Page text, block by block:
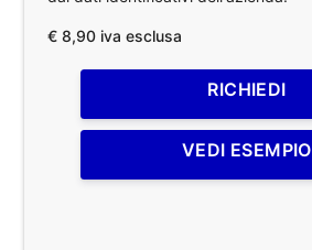
€ 8,90 iva esclusa
RICHIEDI
VEDI ESEMPIO